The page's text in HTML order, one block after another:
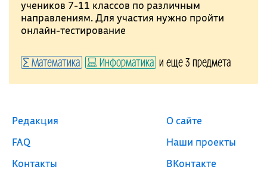
учеников 7-11 классов по различным
направлениям. Для участия нужно пройти
онлайн-тестирование
Математика Информатика и еще 3 предмета
Редакция
FAQ
Контакты
О сайте
Наши проекты
ВКонтакте